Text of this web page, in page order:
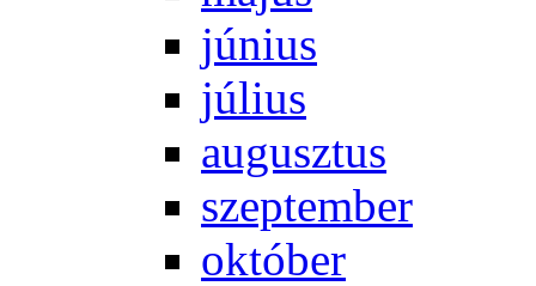
jú­ni­us
jú­li­us
au­gusz­tus
szep­tem­ber
ok­tó­ber